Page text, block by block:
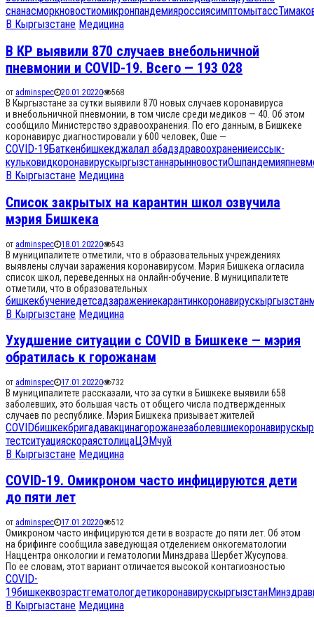
снанасморкновостиомикронпандемияроссиясимптомытасс
В Кыргызстане Медицина
В КР выявили 870 случаев внебольничной
пневмонии и COVID-19. Всего — 193 028
от adminspec 20.01.20220 568
В Кыргызстане за сутки выявили 870 новых случаев коронавируса
и внебольничной пневмонии, в том числе среди медиков — 40. Об этом
сообщило Министерство здравоохранения. По его данным, в Бишкеке
коронавирус диагностировали у 600 человек, Оше —
COVID-19Баткенбишкекджалал абадздравоохранениеиссык-
кульковидкоронавирускыргызстаннарынновостиОшпандемия
В Кыргызстане Медицина
Список закрытых на карантин школ озвучила
мэрия Бишкека
от adminspec 18.01.20220 543
В муниципалитете отметили, что в образовательных учреждениях
выявлены случаи заражения коронавирусом. Мэрия Бишкека огласила
список школ, переведенных на онлайн-обучение. В муниципалитете
отметили, что в образовательных
бишкекбучениедетсадзаражениекарантинкоронавирускыргызстан
В Кыргызстане Медицина
Ухудшение ситуации с COVID в Бишкеке — мэрия
обратилась к горожанам
от adminspec 17.01.20220 732
В муниципалитете рассказали, что за сутки в Бишкеке выявили 658
заболевших, это большая часть от общего числа подтвержденных
случаев по республике. Мэрия Бишкека призывает жителей
COVIDбишкекбригадавакцинагорожанезаболевшиекоронавирус
тестситуацияскораястолицаЦЭМчуй
В Кыргызстане Медицина
COVID-19. Омикроном часто инфицируются дети
до пяти лет
от adminspec 17.01.20220 512
Омикроном часто инфицируются дети в возрасте до пяти лет. Об этом
на брифинге сообщила заведующая отделением онкогематологии
Наццентра онкологии и гематологии Минздрава Шербет Жусупова.
По ее словам, этот вариант отличается высокой контагиозностью
COVID-
19бишкеквозрастгематологдетикоронавирускыргызстанМинздрав
В Кыргызстане Медицина